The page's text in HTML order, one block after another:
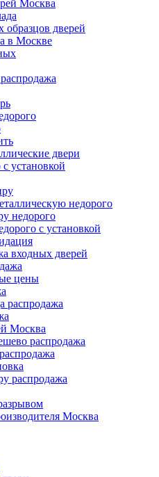
Москва
образцов дверей
в Москве
двери
установкой
недорого
недорого
с установкой
входных дверей
цены
распродажа
Москва
распродажа
распродажа
Москва